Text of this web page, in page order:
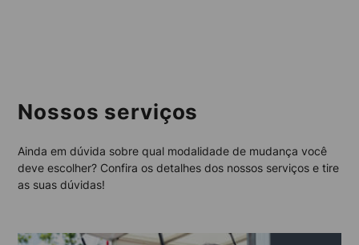
Nossos serviços
Ainda em dúvida sobre qual modalidade de mudança você
deve escolher? Confira os detalhes dos nossos serviços e tire
as suas dúvidas!